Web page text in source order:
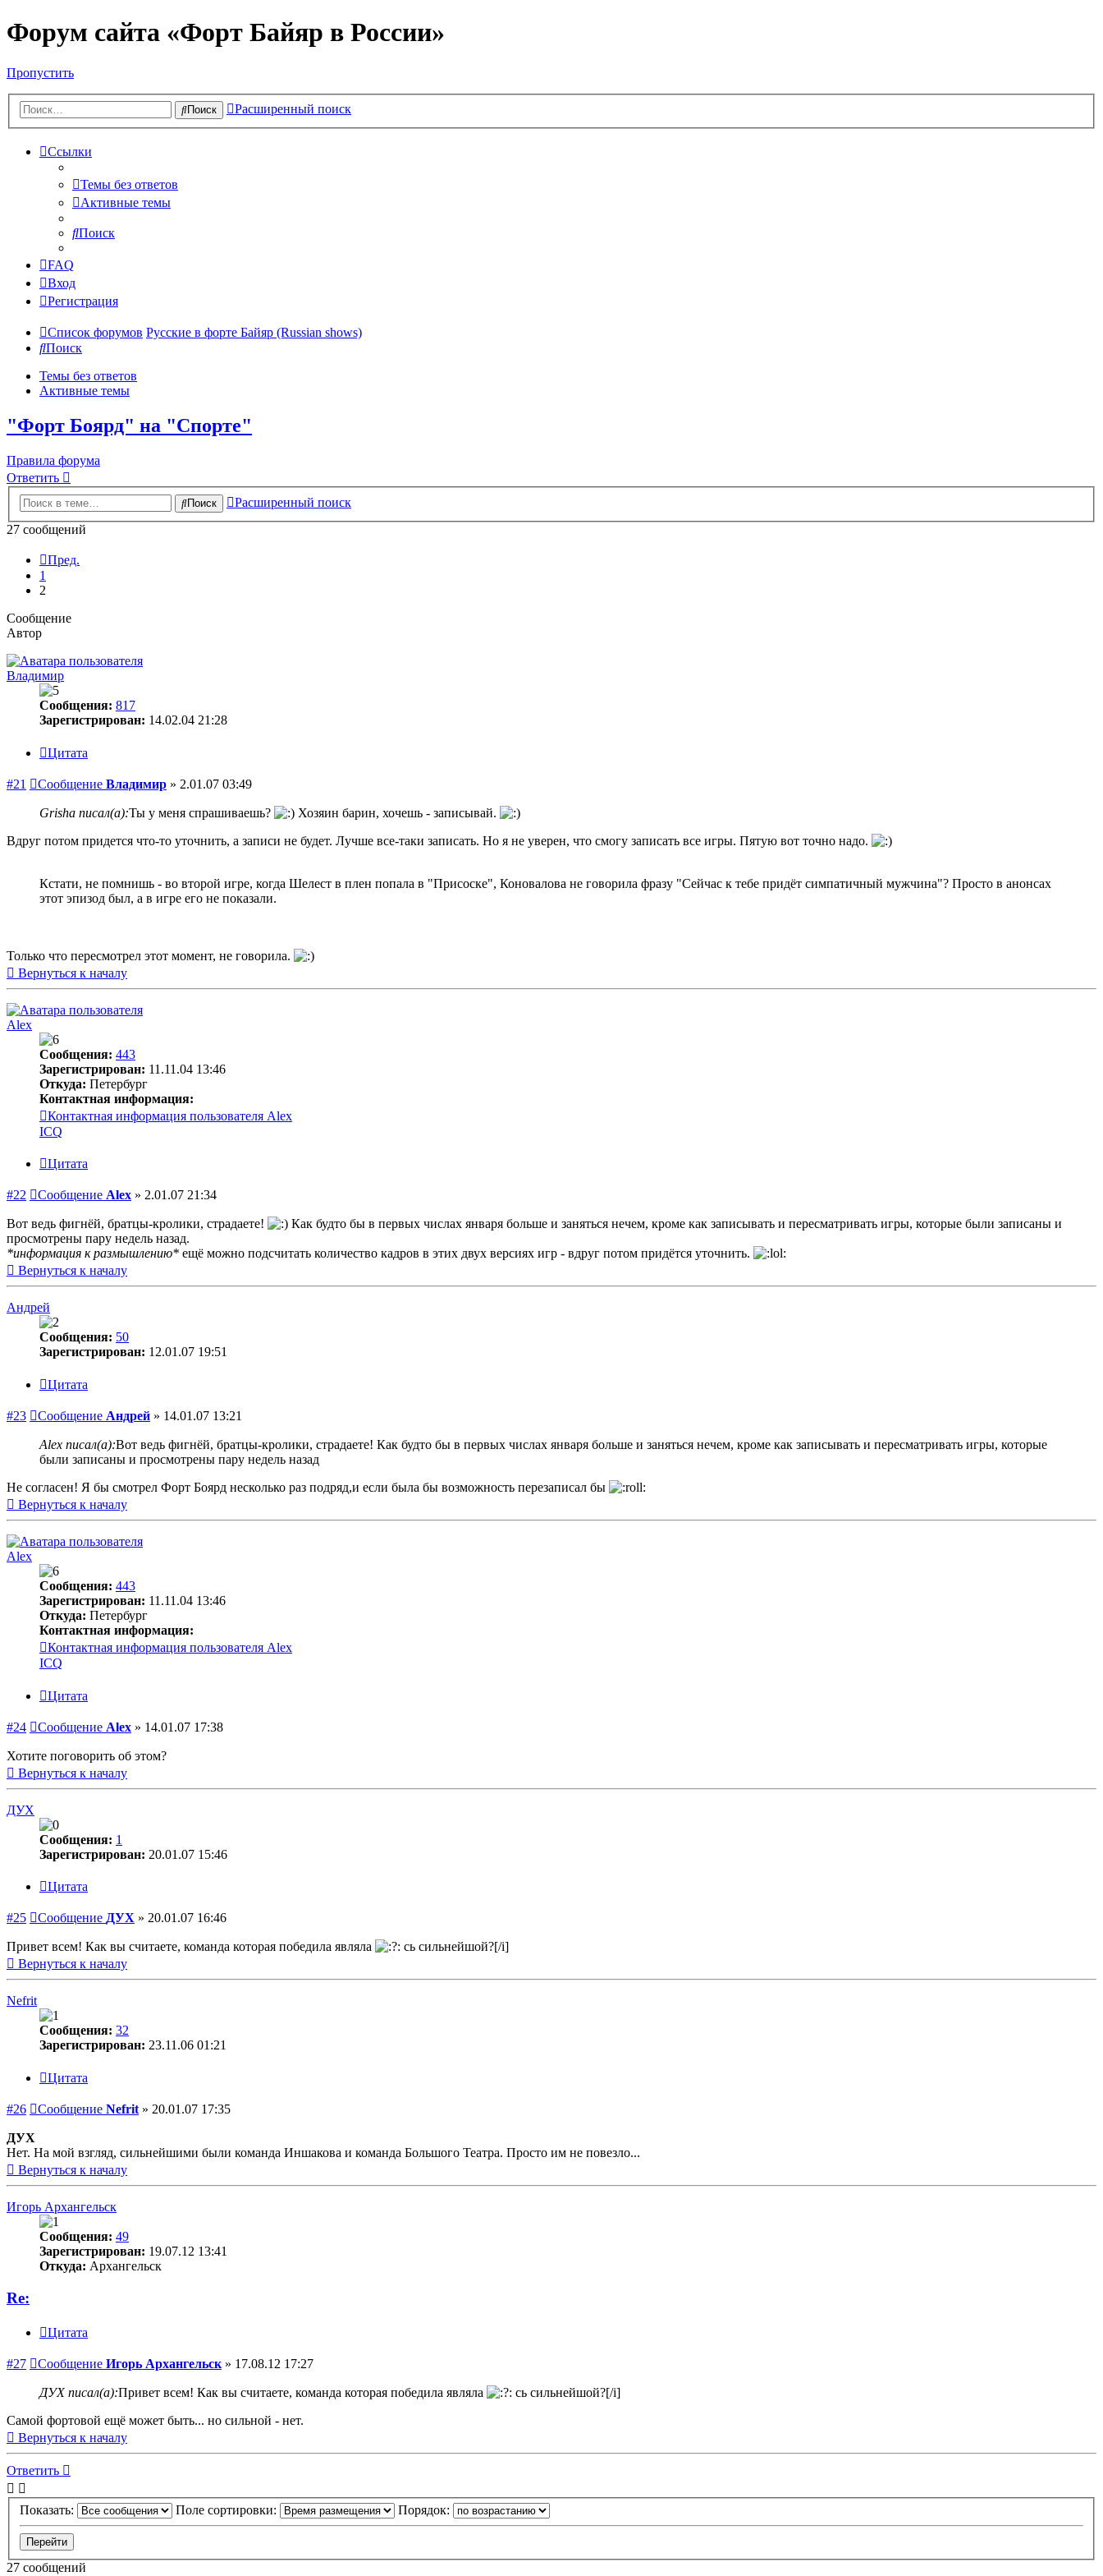
Форум сайта «Форт Байяр в России»
Пропустить
Поиск Расширенный поиск
Ссылки
Темы без ответов
Активные темы
Поиск
FAQ
Вход
Регистрация
Список форумов Русские в форте Байяр (Russian shows)
Поиск
Темы без ответов
Активные темы
"Форт Боярд" на "Спорте"
Правила форума
Ответить
Поиск
Расширенный поиск
27 сообщений
Пред.
1
2
Сообщение
Автор
Владимир
Сообщения: 817
Зарегистрирован: 14.02.04 21:28
Цитата
#21 Сообщение Владимир » 2.01.07 03:49
Grisha писал(а):Ты у меня спрашиваешь?
Хозяин барин, хочешь - записывай.
Вдруг потом придется что-то уточнить, а записи не будет. Лучше все-таки записать. Но я не уверен, что смогу записать все игры. Пятую вот точно надо.
Кстати, не помнишь - во второй игре, когда Шелест в плен попала в "Присоске", Коновалова не говорила фразу "Сейчас к тебе придёт симпатичный мужчина"? Просто в анонсах
этот эпизод был, а в игре его не показали.
Только что пересмотрел этот момент, не говорила.
Вернуться к началу
Alex
Сообщения: 443
Зарегистрирован: 11.11.04 13:46
Откуда: Петербург
Контактная информация:
Контактная информация пользователя Alex
ICQ
Цитата
#22 Сообщение Alex » 2.01.07 21:34
Вот ведь фигнёй, братцы-кролики, страдаете!
Как будто бы в первых числах января больше и заняться нечем, кроме как записывать и пересматривать игры, которые были записаны и
просмотрены пару недель назад.
*информация к размышлению* ещё можно подсчитать количество кадров в этих двух версиях игр - вдруг потом придётся уточнить.
Вернуться к началу
Андрей
Сообщения: 50
Зарегистрирован: 12.01.07 19:51
Цитата
#23 Сообщение Андрей » 14.01.07 13:21
Alex писал(а):Вот ведь фигнёй, братцы-кролики, страдаете! Как будто бы в первых числах января больше и заняться нечем, кроме как записывать и пересматривать игры, которые
были записаны и просмотрены пару недель назад
Не согласен! Я бы смотрел Форт Боярд несколько раз подряд,и если была бы возможность перезаписал бы
Вернуться к началу
Alex
Сообщения: 443
Зарегистрирован: 11.11.04 13:46
Откуда: Петербург
Контактная информация:
Контактная информация пользователя Alex
ICQ
Цитата
#24 Сообщение Alex » 14.01.07 17:38
Хотите поговорить об этом?
Вернуться к началу
ДУХ
Сообщения: 1
Зарегистрирован: 20.01.07 15:46
Цитата
#25 Сообщение ДУХ » 20.01.07 16:46
Привет всем! Как вы считаете, команда которая победила являла
сь сильнейшой?[/i]
Вернуться к началу
Nefrit
Сообщения: 32
Зарегистрирован: 23.11.06 01:21
Цитата
#26 Сообщение Nefrit » 20.01.07 17:35
ДУХ
Нет. На мой взгляд, сильнейшими были команда Иншакова и команда Большого Театра. Просто им не повезло...
Вернуться к началу
Игорь Архангельск
Сообщения: 49
Зарегистрирован: 19.07.12 13:41
Откуда: Архангельск
Re:
Цитата
#27 Сообщение Игорь Архангельск » 17.08.12 17:27
ДУХ писал(а):Привет всем! Как вы считаете, команда которая победила являла
сь сильнейшой?[/i]
Самой фортовой ещё может быть... но сильной - нет.
Вернуться к началу
Ответить
Показать: Поле сортировки: Порядок:
27 сообщений